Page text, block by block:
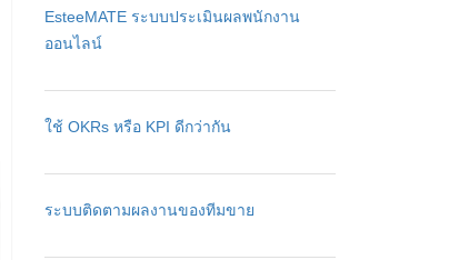
EsteeMATE ระบบประเมินผลพนักงาน
ออนไลน์
ใช้ OKRs หรือ KPI ดีกว่ากัน
ระบบติดตามผลงานของทีมขาย